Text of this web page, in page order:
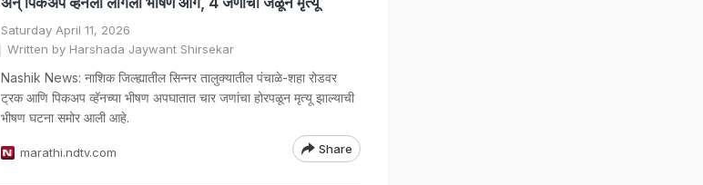
Saturday April 11, 2026
Written by Harshada Jaywant Shirsekar
Nashik News: नाशिक जिल्ह्यातील सिन्नर तालुक्यातील पंचाळे-शहा रोडवर
ट्रक आणि पिकअप व्हॅनच्या भीषण अपघातात चार जणांचा होरपळून मृत्यू झाल्याची
भीषण घटना समोर आली आहे.
marathi.ndtv.com Share